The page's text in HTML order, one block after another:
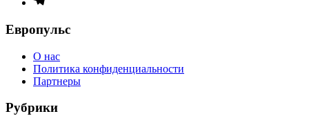
Европульс
О нас
Политика конфиденциальности
Партнеры
Рубрики